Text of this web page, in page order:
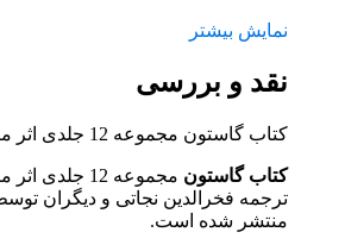
نمایش بیشتر
نقد و بررسی
کتاب گاستون مجموعه 12 جلدی اثر ماتیو دولوبیه
کتاب گاستون
مجموعه 12 جلدی
ترجمه فخرالدین نجاتی و دیگران
منتشر شده است.